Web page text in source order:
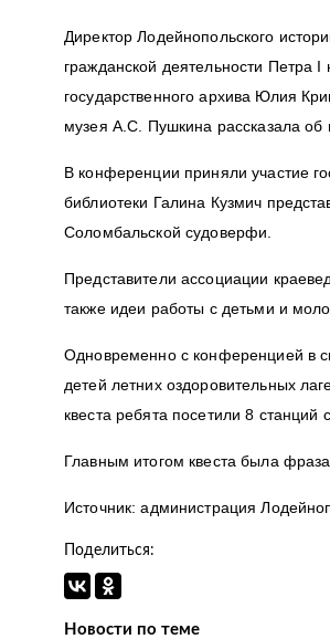
Директор Лодейнопольского
гражданской деятельности Петра
государственного архива Юлия
музея А.С. Пушкина рассказала
В конференции приняли участие
библиотеки Галина Кузмич
Соломбальской судоверфи.
Представители ассоциации
также идеи работы с детьми и
Одновременно с конференцией в
детей летних оздоровительных
квеста ребята посетили 8
Главным итогом квеста была
Источник: администрация
Поделиться:
Новости по теме